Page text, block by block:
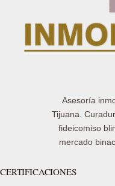
Asesoría
Tijuana.
fideicomiso
mercado
CERTIFICACIONES